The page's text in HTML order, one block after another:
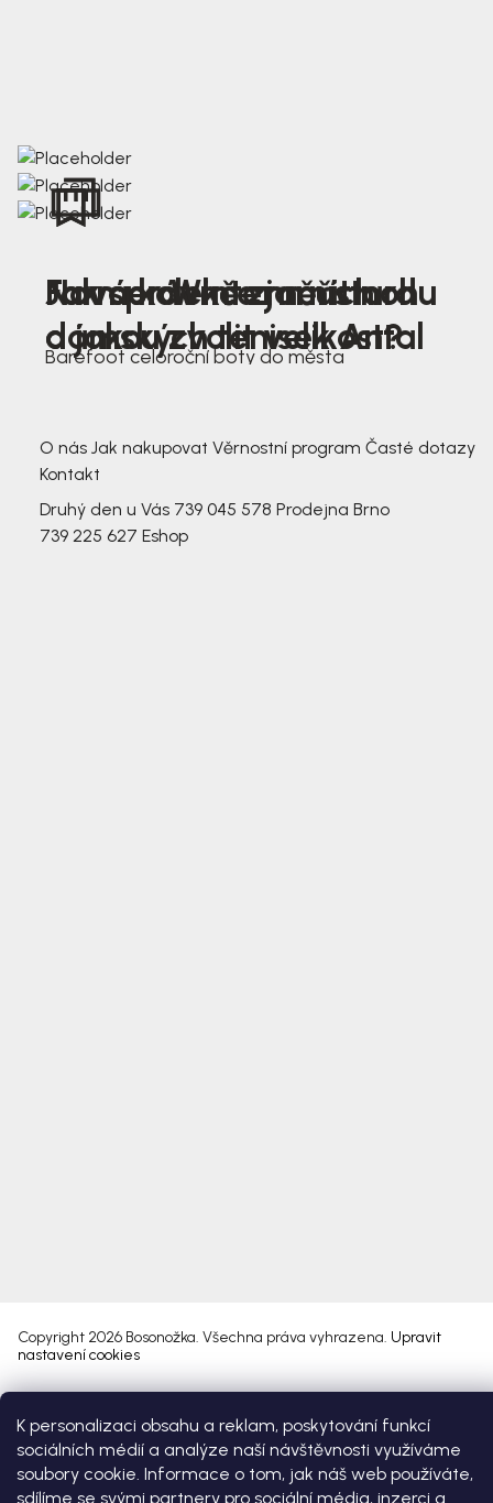
K personalizaci obsahu a reklam, poskytování funkcí
sociálních médií a analýze naší návštěvnosti využíváme
soubory cookie. Informace o tom, jak náš web používáte,
sdílíme se svými partnery pro sociální média, inzerci a
Nová kolekce jarních
dámských tenisek Antal
Jak správně změřit nohu
a jakou zvolit velikost?
Farmer Winter mustard
Barefoot celoroční boty do města
O nás Jak nakupovat Věrnostní program Časté dotazy
Kontakt
Druhý den u Vás 739 045 578 Prodejna Brno
739 225 627 Eshop
Copyright 2026 Bosonožka. Všechna práva vyhrazena. Upravit
nastavení cookies